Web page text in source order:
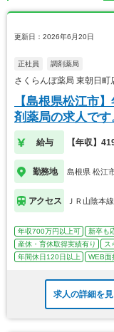
更新日：2026年6月20日
正社員 調剤薬局
さくらんぼ薬局 東朝日
【島根県松江市
剤薬局の求人です
給与 【年収】
勤務地 島根県 松江
アクセス ＪＲ山陰本
年収700万円以上可 新卒も
産休・育休取得実績有り
ス
年間休日120日以上
WEB面
求人の詳細を